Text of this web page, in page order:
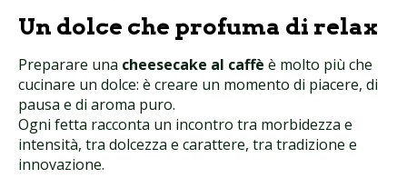
Un dolce che profuma di relax
Preparare una cheesecake al caffè è molto più che
cucinare un dolce: è creare un momento di piacere, di
pausa e di aroma puro.
Ogni fetta racconta un incontro tra morbidezza e
intensità, tra dolcezza e carattere, tra tradizione e
innovazione.